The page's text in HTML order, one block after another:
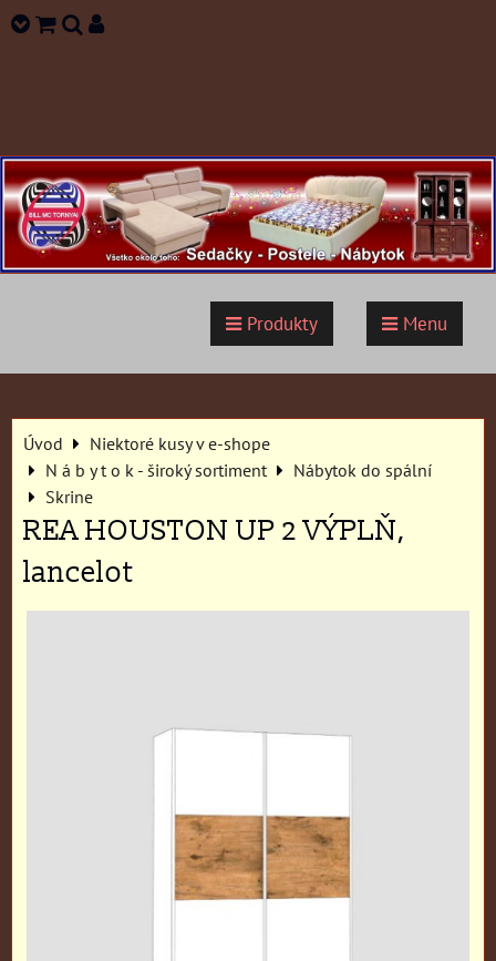
Produkty Menu
Úvod
Niektoré kusy v e-shope
N á b y t o k - široký sortiment
Nábytok do spální
Skrine
REA HOUSTON UP 2 VÝPLŇ,
lancelot